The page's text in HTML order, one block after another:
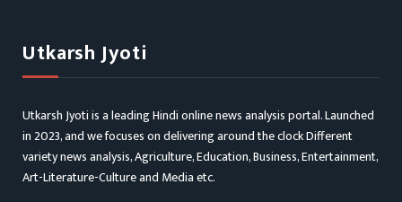
Utkarsh Jyoti
Utkarsh Jyoti is a leading Hindi online news analysis portal. Launched
in 2023, and we focuses on delivering around the clock Different
variety news analysis, Agriculture, Education, Business, Entertainment,
Art-Literature-Culture and Media etc.